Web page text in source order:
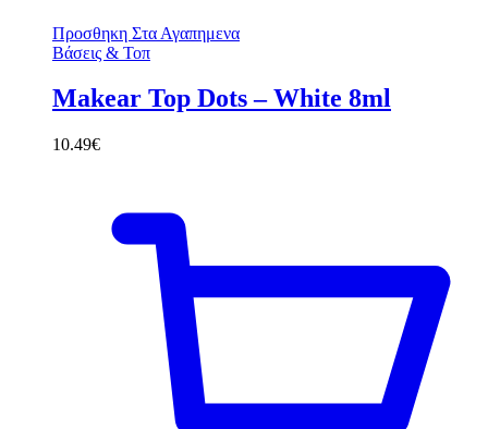
Προσθηκη Στα Αγαπημενα
Βάσεις & Τοπ
Makear Top Dots – White 8ml
10.49€